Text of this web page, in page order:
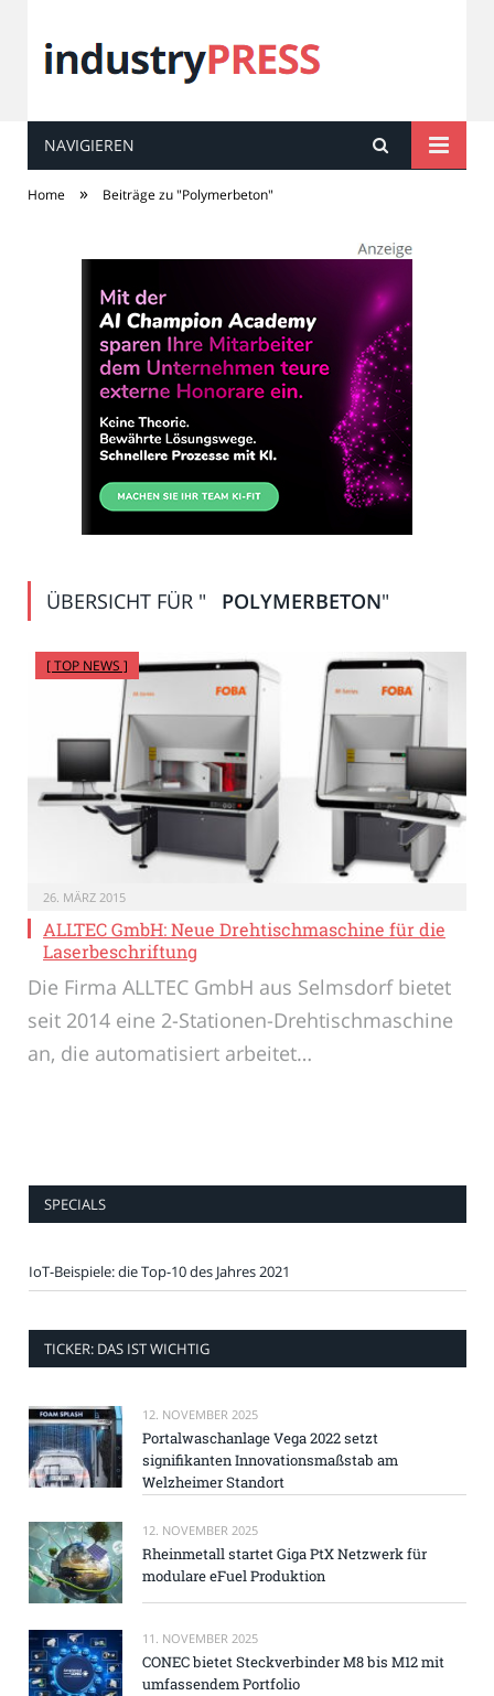
industryPRESS
NAVIGIEREN
Home » Beiträge zu "Polymerbeton"
ÜBERSICHT FÜR " POLYMERBETON"
[ TOP NEWS ]
26. MÄRZ 2015
ALLTEC GmbH: Neue Drehtischmaschine für die
Laserbeschriftung
Die Firma ALLTEC GmbH aus Selmsdorf bietet
seit 2014 eine 2-Stationen-Drehtischmaschine
an, die automatisiert arbeitet…
SPECIALS
IoT-Beispiele: die Top-10 des Jahres 2021
TICKER: DAS IST WICHTIG
12. NOVEMBER 2025
Portalwaschanlage Vega 2022 setzt
signifikanten Innovationsmaßstab am
Welzheimer Standort
12. NOVEMBER 2025
Rheinmetall startet Giga PtX Netzwerk für
modulare eFuel Produktion
11. NOVEMBER 2025
CONEC bietet Steckverbinder M8 bis M12 mit
umfassendem Portfolio